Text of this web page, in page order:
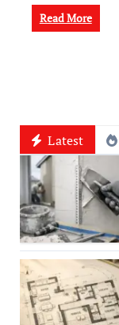
Read More
Latest